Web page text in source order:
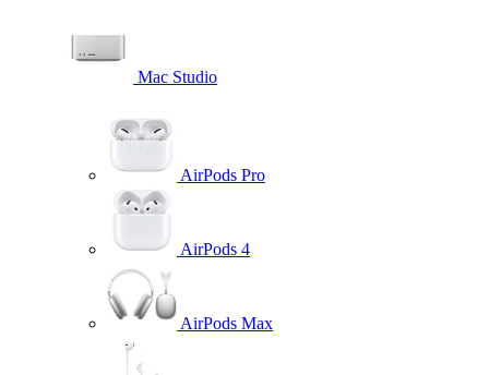
Mac Studio
AirPods Pro
AirPods 4
AirPods Max